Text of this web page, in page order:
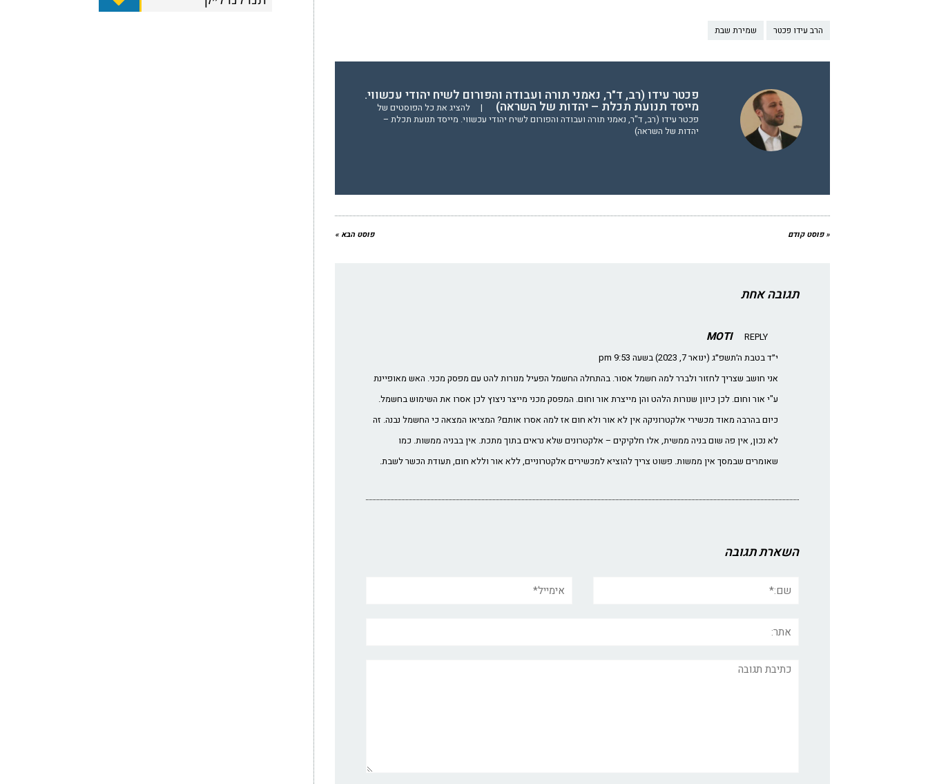
הרב עידו פכטר שמירת שבת
פכטר עידו (רב, ד"ר, נאמני תורה ועבודה והפורום לשיח יהודי עכשווי.
מייסד תנועת תכלת – יהדות של השראה) |
להציג את כל הפוסטים של
פכטר עידו (רב, ד"ר, נאמני תורה ועבודה והפורום לשיח יהודי עכשווי. מייסד תנועת תכלת –
יהדות של השראה)
« פוסט קודם פוסט הבא »
תגובה אחת
MOTI
REPLY
י״ד בטבת ה׳תשפ״ג (ינואר 7, 2023) בשעה 9:53 pm
אני חושב שצריך לחזור ולברר למה חשמל אסור. בהתחלה החשמל הפעיל מנורות להט עם מפסק מכני. האש מאופיינת
ע"י אור וחום. לכן כיוון שנורות הלהט והן מייצרת אור וחום. המפסק מכני מייצר ניצוץ לכן אסרו את השימוש בחשמל.
כיום בהרבה מאוד מכשירי אלקטרוניקה אין לא אור ולא חום אז למה אסרו אותם? המציאו המצאה כי החשמל נבנה. זה
לא נכון, אין פה שום בניה ממשית, אלו חלקיקים – אלקטרונים שלא נראים בתוך מתכת. אין בבניה ממשות. כמו
שאומרים שבמסך אין ממשות. פשוט צריך להוציא למכשירים אלקטרוניים, ללא אור וללא חום, תעודת הכשר לשבת.
השארת תגובה
תגובה